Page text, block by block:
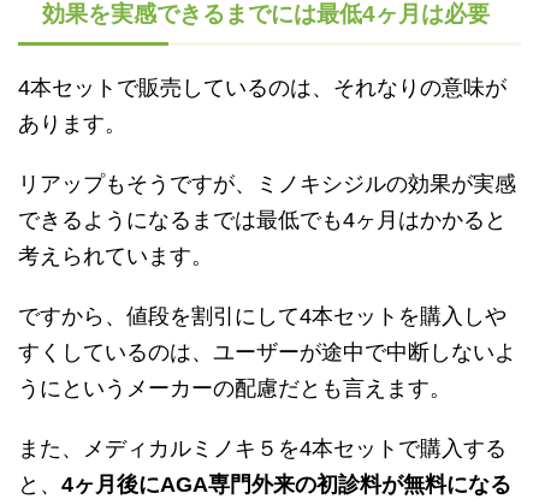
効果を実感できるまでには最低4ヶ月は必要
4本セットで販売しているのは、それなりの意味が
あります。
リアップもそうですが、ミノキシジルの効果が実感
できるようになるまでは最低でも4ヶ月はかかると
考えられています。
ですから、値段を割引にして4本セットを購入しや
すくしているのは、ユーザーが途中で中断しないよ
うにというメーカーの配慮だとも言えます。
また、メディカルミノキ５を4本セットで購入する
と、 4ヶ月後にAGA専門外来の初診料が無料になる